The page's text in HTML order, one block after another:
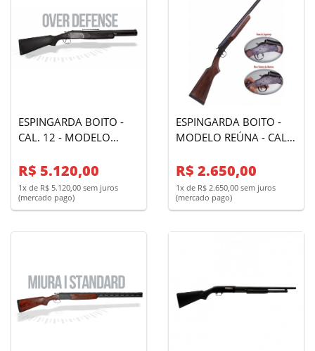
ESPINGARDA BOITO -
CAL. 12 - MODELO
OXIDADA
R$ 5.120,00
1x de R$ 5.120,00 sem juros
(mercado pago)
ESPINGARDA BOITO -
MODELO REÚNA - CAL.
R$ 2.650,00
1x de R$ 2.650,00 sem juros
(mercado pago)